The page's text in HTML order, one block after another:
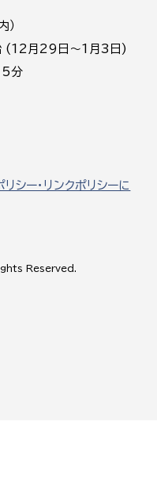
(12月29日～1月3日)
分
シー・リンクポリシーに
Reserved.